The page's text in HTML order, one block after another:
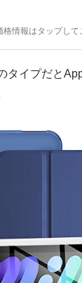
情報はタップして
タイプだと